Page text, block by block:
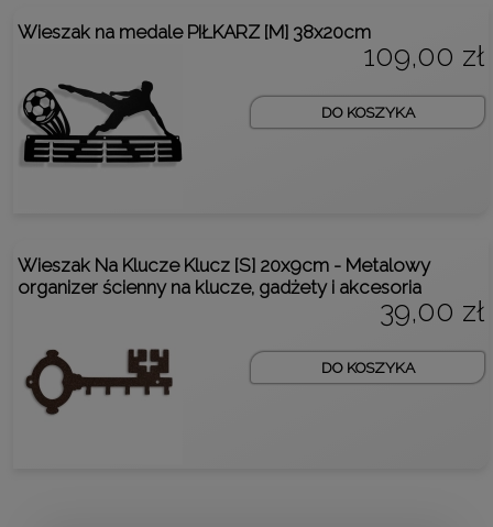
Wieszak na medale PIŁKARZ [M] 38x20cm
109,00 zł
DO KOSZYKA
Wieszak Na Klucze Klucz [S] 20x9cm - Metalowy
organizer ścienny na klucze, gadżety i akcesoria
39,00 zł
DO KOSZYKA